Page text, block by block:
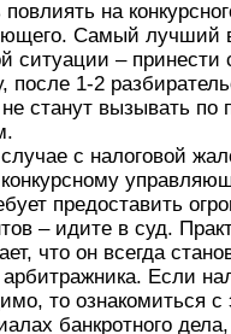
на
Самый лучший
ситуации – принести
после 1-2
станут вызывать по
с налоговой
предоставить
– идите в суд.
что он всегда
Если
то ознакомиться
банкротного